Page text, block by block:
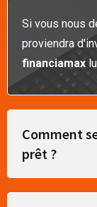
Si vous nous
proviendra
financiamax
Comment
prêt ?